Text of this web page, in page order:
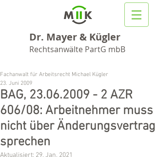
Dr. Mayer & Kügler
Rechtsanwälte PartG mbB
BAG, 23.06.2009 - 2 AZR
606/08: Arbeitnehmer muss
nicht über Änderungsvertrag
sprechen
Fachanwalt für Arbeitsrecht Michael Kügler
23. Juni 2009
Aktualisiert: 29. Jan. 2021